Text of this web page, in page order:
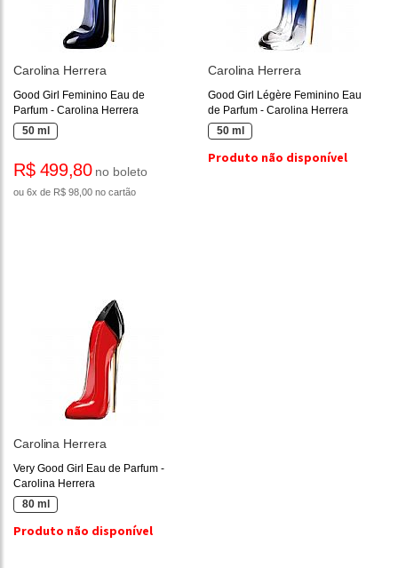
Carolina Herrera
Good Girl Feminino Eau de
Parfum - Carolina Herrera
50 ml
R$ 499,80no boleto
ou 6x de R$ 98,00 no cartão
Carolina Herrera
Good Girl Légère Feminino Eau
de Parfum - Carolina Herrera
50 ml
Produto não disponível
Carolina Herrera
Very Good Girl Eau de Parfum -
Carolina Herrera
80 ml
Produto não disponível